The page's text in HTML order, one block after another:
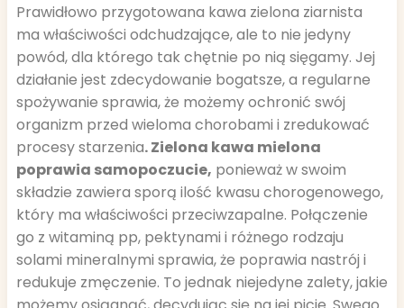
Prawidłowo przygotowana kawa zielona ziarnista
ma właściwości odchudzające, ale to nie jedyny
powód, dla którego tak chętnie po nią sięgamy. Jej
działanie jest zdecydowanie bogatsze, a regularne
spożywanie sprawia, że możemy ochronić swój
organizm przed wieloma chorobami i zredukować
procesy starzenia. Zielona kawa mielona
poprawia samopoczucie, ponieważ w swoim
składzie zawiera sporą ilość kwasu chorogenowego,
który ma właściwości przeciwzapalne. Połączenie
go z witaminą pp, pektynami i różnego rodzaju
solami mineralnymi sprawia, że poprawia nastrój i
redukuje zmęczenie. To jednak niejedyne zalety, jakie